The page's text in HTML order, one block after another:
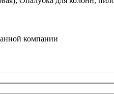
компании